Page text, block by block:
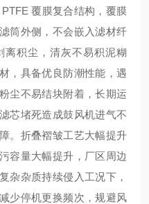
覆膜复合结构，覆膜
筒外侧，不会嵌入滤材纤
离积尘，清灰不易积泥糊
，具备优良防潮性能，遇
尘不易结块附着，长期运
芯堵死造成鼓风机进气不
。折叠褶皱工艺大幅提升
容量大幅提升，厂区周边
杂杂质持续侵入工况下，
少停机更换频次，规避风